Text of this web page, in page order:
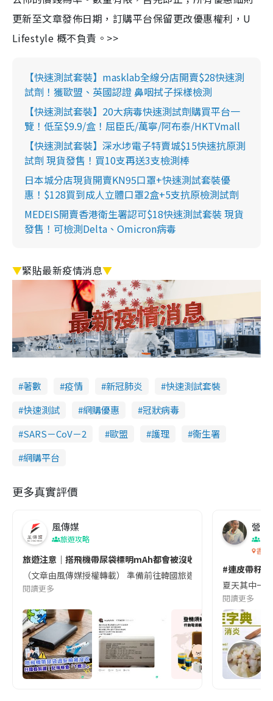
更新至文章發佈日期，訂購平台保留更改優惠權利，U
Lifestyle 概不負責。>>
【快速測試套裝】masklab全線分店開賣$28快速測
試劑！獲歐盟、英國認證 鼻咽拭子採樣檢測
【快速測試套裝】20大病毒快速測試劑購買平台一
覽！低至$9.9/盒！屈臣氏/萬寧/阿布泰/HKTVmall
【快速測試套裝】深水埗電子特賣城$15快速抗原測
試劑 現貨發售！買10支再送3支檢測棒
日本城分店現貨開賣KN95口罩+快速測試套裝優
惠！$128買到成人立體口罩2盒+5支抗原檢測試劑
MEDEIS開賣香港衛生署認可$18快速測試套裝 現貨
發售！可檢測Delta、Omicron病毒
▼緊貼最新疫情消息▼
著數 疫情 新冠肺炎
快速測試套裝
快速測試
網購優惠
冠狀病毒
SARS－CoV－2
歐盟 護理
衞生署
網購平台
更多真實評價
風傳媒
旅遊攻略
旅遊注意｜搭飛機帶尿袋標明mAh都會被沒收😱出發前切記檢查
（文章由風傳媒授權轉載） 準備前往韓國旅遊的民眾，近期要
閱讀更多
營養
香港
#連皮帶籽
夏天其中一
閱讀更多